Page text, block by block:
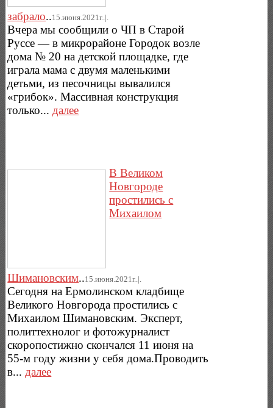
забрало..15.июня.2021г..|.
Вчера мы сообщили о ЧП в Старой
Руссе — в микрорайоне Городок возле
дома № 20 на детской площадке, где
играла мама с двумя маленькими
детьми, из песочницы вывалился
«грибок». Массивная конструкция
только... далее
В Великом
Новгороде
простились с
Михаилом
Шимановским..15.июня.2021г..|.
Сегодня на Ермолинском кладбище
Великого Новгорода простились с
Михаилом Шимановским. Эксперт,
политтехнолог и фотожурналист
скоропостижно скончался 11 июня на
55-м году жизни у себя дома.Проводить
в... далее